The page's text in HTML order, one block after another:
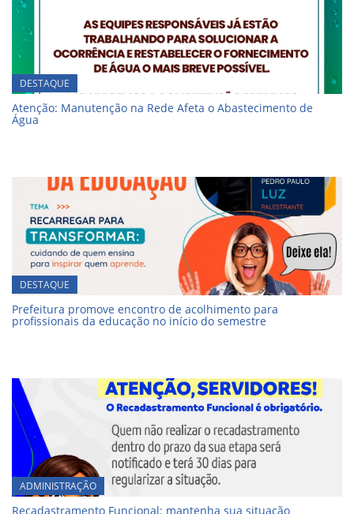
DESTAQUE
Atenção: Manutenção na Rede Afeta o Abastecimento de
Água
DESTAQUE
Prefeitura promove encontro de acolhimento para
profissionais da educação no início do semestre
ADMINISTRAÇÃO
Recadastramento Funcional: mantenha sua situação